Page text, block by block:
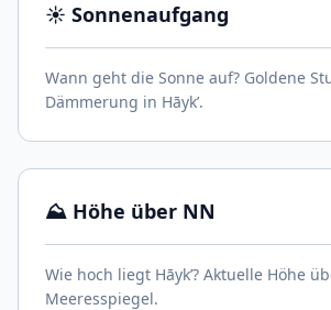
☀️ Sonnenaufgang
Wann geht die Sonne auf? Goldene
Dämmerung in Hāyk’.
⛰️ Höhe über NN
Wie hoch liegt Hāyk’? Aktuelle Höhe
Meeresspiegel.